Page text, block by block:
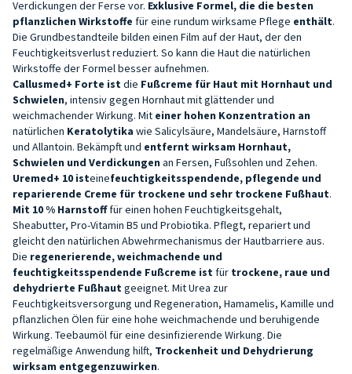
Verdickungen der Ferse vor. Exklusive Formel, die die besten
pflanzlichen Wirkstoffe für eine rundum wirksame Pflege enthält.
Die Grundbestandteile bilden einen Film auf der Haut, der den
Feuchtigkeitsverlust reduziert. So kann die Haut die natürlichen
Wirkstoffe der Formel besser aufnehmen.
Callusmed+ Forte ist die Fußcreme für Haut mit Hornhaut und
Schwielen, intensiv gegen Hornhaut mit glättender und
weichmachender Wirkung. Mit einer hohen Konzentration an
natürlichen Keratolytika wie Salicylsäure, Mandelsäure, Harnstoff
und Allantoin. Bekämpft und entfernt wirksam Hornhaut,
Schwielen und Verdickungen an Fersen, Fußsohlen und Zehen.
Uremed+ 10 isteinefeuchtigkeitsspendende, pflegende und
reparierende Creme für trockene und sehr trockene Fußhaut.
Mit 10 % Harnstofffür einen hohen Feuchtigkeitsgehalt,
Sheabutter, Pro-Vitamin B5 und Probiotika. Pflegt, repariert und
gleicht den natürlichen Abwehrmechanismus der Hautbarriere aus.
Die regenerierende, weichmachende und
feuchtigkeitsspendende Fußcreme ist für trockene, raue und
dehydrierte Fußhaut geeignet. Mit Urea zur
Feuchtigkeitsversorgung und Regeneration, Hamamelis, Kamille und
pflanzlichen Ölen für eine hohe weichmachende und beruhigende
Wirkung. Teebaumöl für eine desinfizierende Wirkung. Die
regelmäßige Anwendung hilft, Trockenheit und Dehydrierung
wirksam entgegenzuwirken.